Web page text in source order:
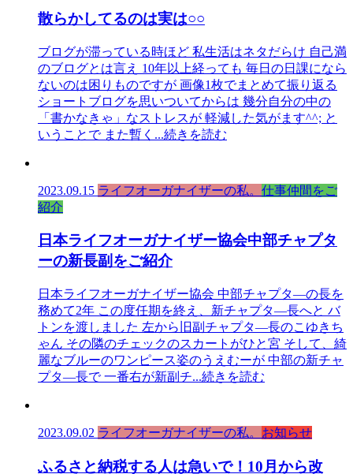
散らかしてるのは実は○○
ブログが滞っている時ほど 私生活はネタだらけ 自己満
のブログとは言え 10年以上経っても 毎日の日課になら
ないのは困りものですが 画像1枚でまとめて振り返る
ショートブログを思いついてからは 幾分自分の中の
「書かなきゃ」なストレスが 軽減した気がます^^; と
いうことで また暫く ...続きを読む
2023.09.15 ライフオーガナイザーの私。 仕事仲間をご
紹介
日本ライフオーガナイザー協会中部チャプタ
ーの新長副をご紹介
日本ライフオーガナイザー協会 中部チャプタ―の長を
務めて2年 この度任期を終え、新チャプタ―長へと バ
トンを渡しました 左から旧副チャプタ―長のこゆきち
ゃん その隣のチェックのスカートがひと宮 そして、綺
麗なブルーのワンピース姿のうえむーが 中部の新チャ
プタ―長で 一番右が新副チ...続きを読む
2023.09.02 ライフオーガナイザーの私。 お知らせ
ふるさと納税する人は急いで！10月から改